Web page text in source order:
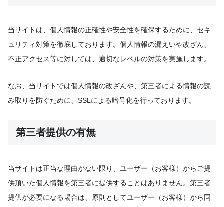
当サイトは、個人情報の正確性や安全性を確保するために、セキ
ュリティ対策を徹底しております。個人情報の漏えいや改ざん、
不正アクセス等に対しては、適切なレベルの対策を実施します。
なお、当サイトでは個人情報の改ざんや、第三者による情報の読
み取りを防ぐために、SSLによる暗号化を行っております。
第三者提供の有無
当サイトは正当な理由がない限り、ユーザー（お客様）からご提
供頂いた個人情報を第三者に提供することはありません。第三者
提供が必要になる場合は、原則としてユーザー（お客様）から同